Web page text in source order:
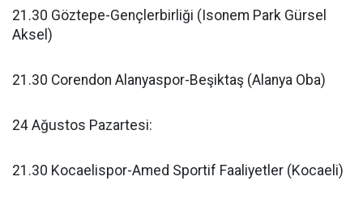
21.30 Göztepe-Gençlerbirliği (Isonem Park Gürsel
Aksel)
21.30 Corendon Alanyaspor-Beşiktaş (Alanya Oba)
24 Ağustos Pazartesi:
21.30 Kocaelispor-Amed Sportif Faaliyetler (Kocaeli)